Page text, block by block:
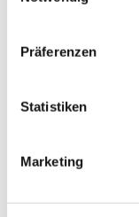
Präferenzen
Statistiken
Marketing